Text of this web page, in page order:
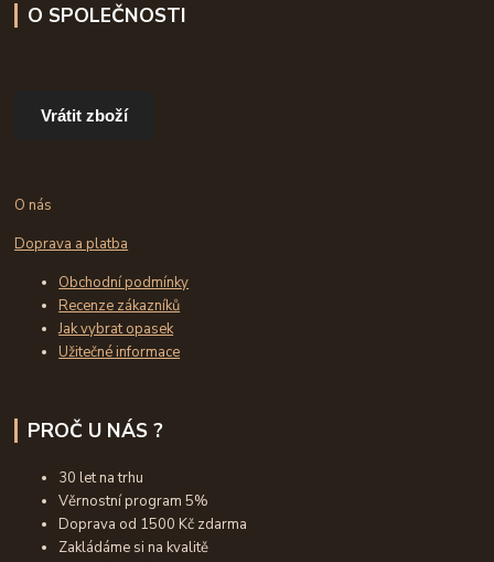
O SPOLEČNOSTI
Vrátit zboží
O nás
Doprava a platba
Obchodní podmínky
Recenze zákazníků
Jak vybrat opasek
Užitečné informace
PROČ U NÁS ?
30 let na trhu
Věrnostní program 5%
Doprava od 1500 Kč zdarma
Zakládáme si na kvalitě